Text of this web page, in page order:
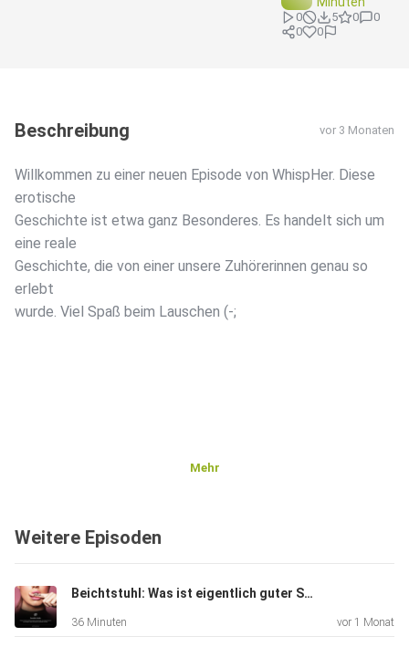
0 5 0
0
0
0
Beschreibung vor 3 Monaten
Willkommen zu einer neuen Episode von WhispHer. Diese
erotische
Geschichte ist etwa ganz Besonderes. Es handelt sich um
eine reale
Geschichte, die von einer unsere Zuhörerinnen genau so
erlebt
wurde. Viel Spaß beim Lauschen (-;
Mehr
Weitere Episoden
Beichtstuhl: Was ist eigentlich guter Sex?
36 Minuten vor 1 Monat